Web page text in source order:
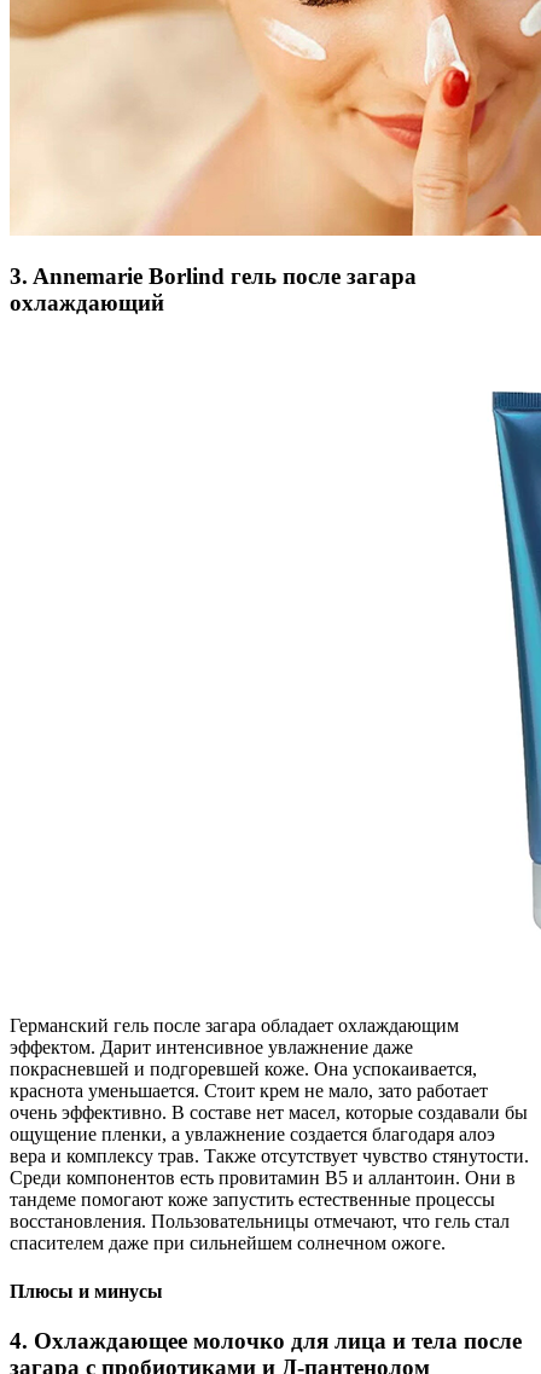
3. Annemarie Borlind гель после загара
охлаждающий
Германский гель после загара обладает охлаждающим
эффектом. Дарит интенсивное увлажнение даже
покрасневшей и подгоревшей коже. Она успокаивается,
краснота уменьшается. Стоит крем не мало, зато работает
очень эффективно. В составе нет масел, которые создавали бы
ощущение пленки, а увлажнение создается благодаря алоэ
вера и комплексу трав. Также отсутствует чувство стянутости.
Среди компонентов есть провитамин B5 и аллантоин. Они в
тандеме помогают коже запустить естественные процессы
восстановления. Пользовательницы отмечают, что гель стал
спасителем даже при сильнейшем солнечном ожоге.
Плюсы и минусы
4. Охлаждающее молочко для лица и тела после
загара с пробиотиками и Д-пантенолом